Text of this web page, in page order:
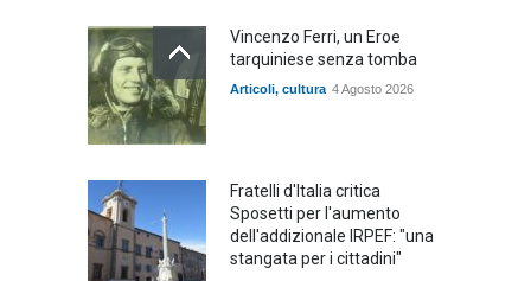
Vincenzo Ferri, un Eroe
tarquiniese senza tomba
Articoli, cultura 4 Agosto 2026
Fratelli d'Italia critica
Sposetti per l'aumento
dell'addizionale IRPEF: "una
stangata per i cittadini"